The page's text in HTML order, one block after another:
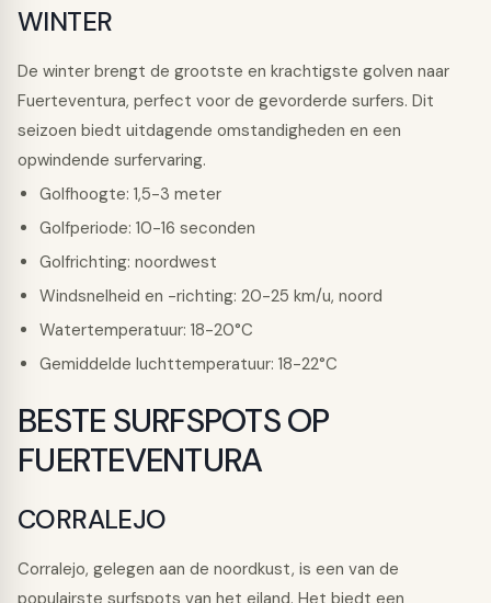
WINTER
De winter brengt de grootste en krachtigste golven naar
Fuerteventura, perfect voor de gevorderde surfers. Dit
seizoen biedt uitdagende omstandigheden en een
opwindende surfervaring.
Golfhoogte: 1,5-3 meter
Golfperiode: 10-16 seconden
Golfrichting: noordwest
Windsnelheid en -richting: 20-25 km/u, noord
Watertemperatuur: 18-20°C
Gemiddelde luchttemperatuur: 18-22°C
BESTE SURFSPOTS OP
FUERTEVENTURA
CORRALEJO
Corralejo, gelegen aan de noordkust, is een van de
populairste surfspots van het eiland. Het biedt een